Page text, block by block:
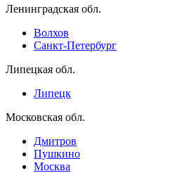
Ленинградская обл.
Волхов
Санкт-Петербург
Липецкая обл.
Липецк
Московская обл.
Дмитров
Пушкино
Москва